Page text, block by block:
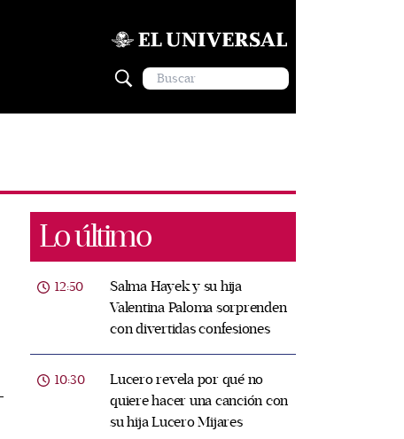
Lo último
12:50
Salma Hayek y su hija
Valentina Paloma sorprenden
con divertidas confesiones
10:30
Lucero revela por qué no
quiere hacer una canción con
su hija Lucero Mijares